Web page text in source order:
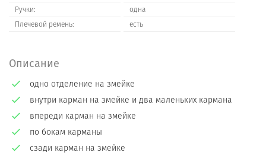
Ручки:
одна
Плечевой ремень:
есть
Описание
одно отделение на змейке
внутри карман на змейке и два маленьких кармана
впереди карман на змейке
по бокам карманы
сзади карман на змейке